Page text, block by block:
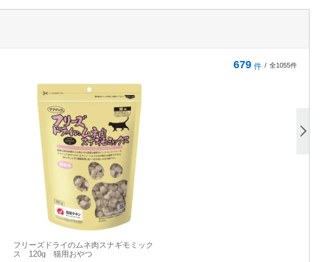
679 件 / 全1055件
フリーズドライのムネ肉スナギモミック
ス 120g 猫用おやつ